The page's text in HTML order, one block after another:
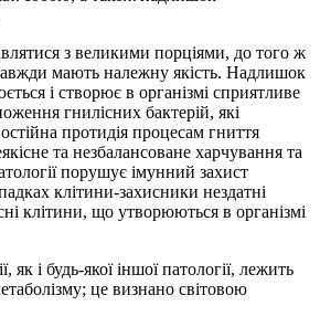
з великими порціями, до того ж
мають належну якість. Надлишок
і створює в організмі сприятливе
гнилісних бактерій, які
протидія процесам гниття
та незбалансоване харчування та
порушує імунний захист
клітини-захисники нездатні
клітини, що утворюються в організмі
як і будь-якої іншої патології, лежить
це визнано світовою